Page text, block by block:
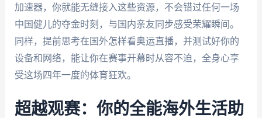
加速器，你就能无缝接入这些资源，不会错过任何一场
中国健儿的夺金时刻，与国内亲友同步感受荣耀瞬间。
同样，提前思考在国外怎样看奥运直播，并测试好你的
设备和网络，能让你在赛事开幕时从容不迫，全身心享
受这场四年一度的体育狂欢。
超越观赛：你的全能海外生活助